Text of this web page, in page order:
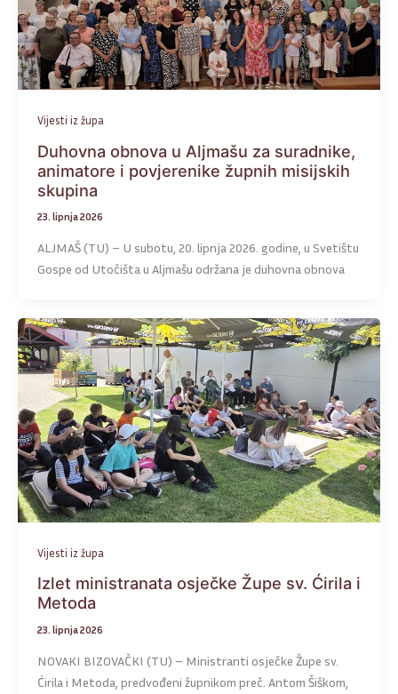
Vijesti iz župa
Duhovna obnova u Aljmašu za suradnike,
animatore i povjerenike župnih misijskih
skupina
23. lipnja 2026
ALJMAŠ (TU) – U subotu, 20. lipnja 2026. godine, u Svetištu
Gospe od Utočišta u Aljmašu održana je duhovna obnova
Vijesti iz župa
Izlet ministranata osječke Župe sv. Ćirila i
Metoda
23. lipnja 2026
NOVAKI BIZOVAČKI (TU) – Ministranti osječke Župe sv.
Ćirila i Metoda, predvođeni župnikom preč. Antom Šiškom,